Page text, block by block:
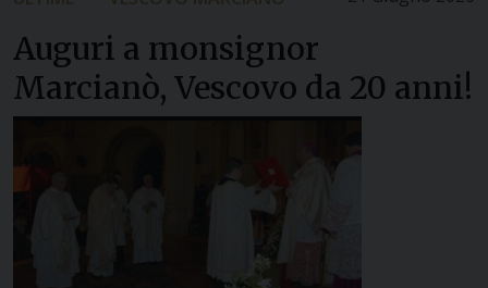
Auguri a monsignor
Marcianò, Vescovo da 20 anni!